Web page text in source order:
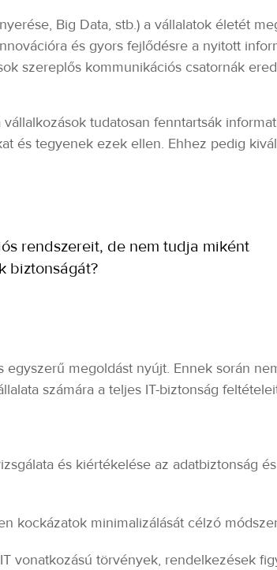
Big Data, stb.) a vállalatok életét
és gyors fejlődésre a nyitott
szereplős kommunikációs csatornák
tudatosan fenntartsák
és tegyenek ezek ellen. Ehhez pedig
megoldást nyújt. Ennek során
számára a teljes IT-biztonság
és kiértékelése az adatbiztonság
kockázatok minimalizálását célzó
vonatkozású törvények, rendelkezések